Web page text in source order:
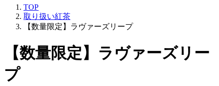
TOP
取り扱い紅茶
【数量限定】ラヴァーズリープ
【数量限定】ラヴァーズリー
プ